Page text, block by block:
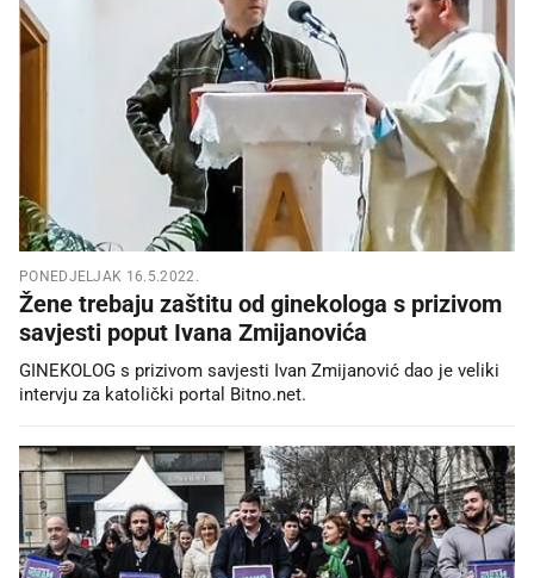
PONEDJELJAK 16.5.2022.
Žene trebaju zaštitu od ginekologa s prizivom
savjesti poput Ivana Zmijanovića
GINEKOLOG s prizivom savjesti Ivan Zmijanović dao je veliki
intervju za katolički portal Bitno.net.